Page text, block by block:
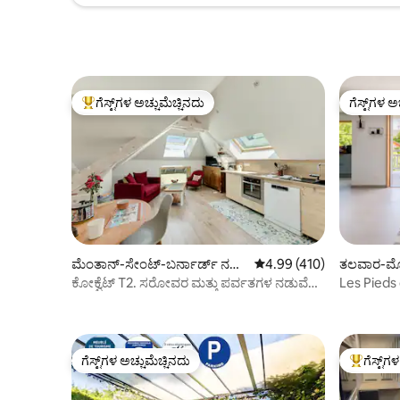
ಗೆಸ್ಟ್‌ಗಳಿಗೆ ಅತಿ ಹೆಚ್ಚು ಅಚ್ಚುಮೆಚ್ಚಿನದು
ಗೆಸ್ಟ್‌ಗಳ ಅಚ್ಚುಮೆಚ್ಚಿನದು
ಮೆಂತಾನ್-ಸೇಂಟ್-ಬರ್ನಾರ್ಡ್ ನಲ್ಲಿ
ಕಾಂಡೋ
5 ರಲ್ಲಿ 4.99 ಸರಾಸರಿ
4.99 (410)
ಕೋಕ್ವೆಟ್ T2. ಸರೋವರ ಮತ್ತು ಪರ್ವತಗಳ ನಡುವೆ
ಗೆಸ್ಟ್‌ಗಳ
ಗೆಸ್ಟ್‌ಗಳ
ತಲವಾರ-
Les
ಗೆಸ್ಟ್‌ಗಳ ಅಚ್ಚುಮೆಚ್ಚಿನದು
ಗೆಸ್ಟ್‌ಗಳ ಅಚ್ಚುಮೆಚ್ಚಿನದು ಗೆಸ್ಟ್‌ಗಳಿಗೆ